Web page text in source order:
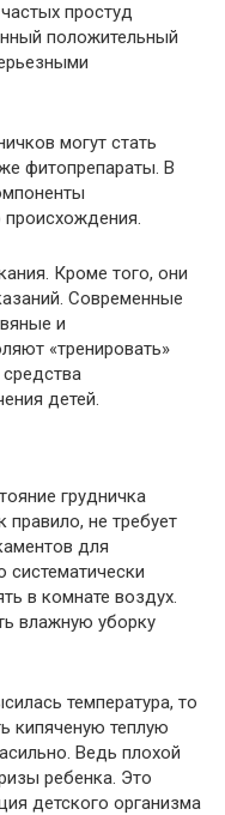
простуд
положительный
могут стать
фитопрепараты. В
происхождения.
Кроме того, они
Современные
и
«тренировать»
детей.
грудничка
правило, не требует
для
систематически
в комнате воздух.
влажную уборку
температура, то
кипяченую теплую
Ведь плохой
ребенка. Это
детского организма